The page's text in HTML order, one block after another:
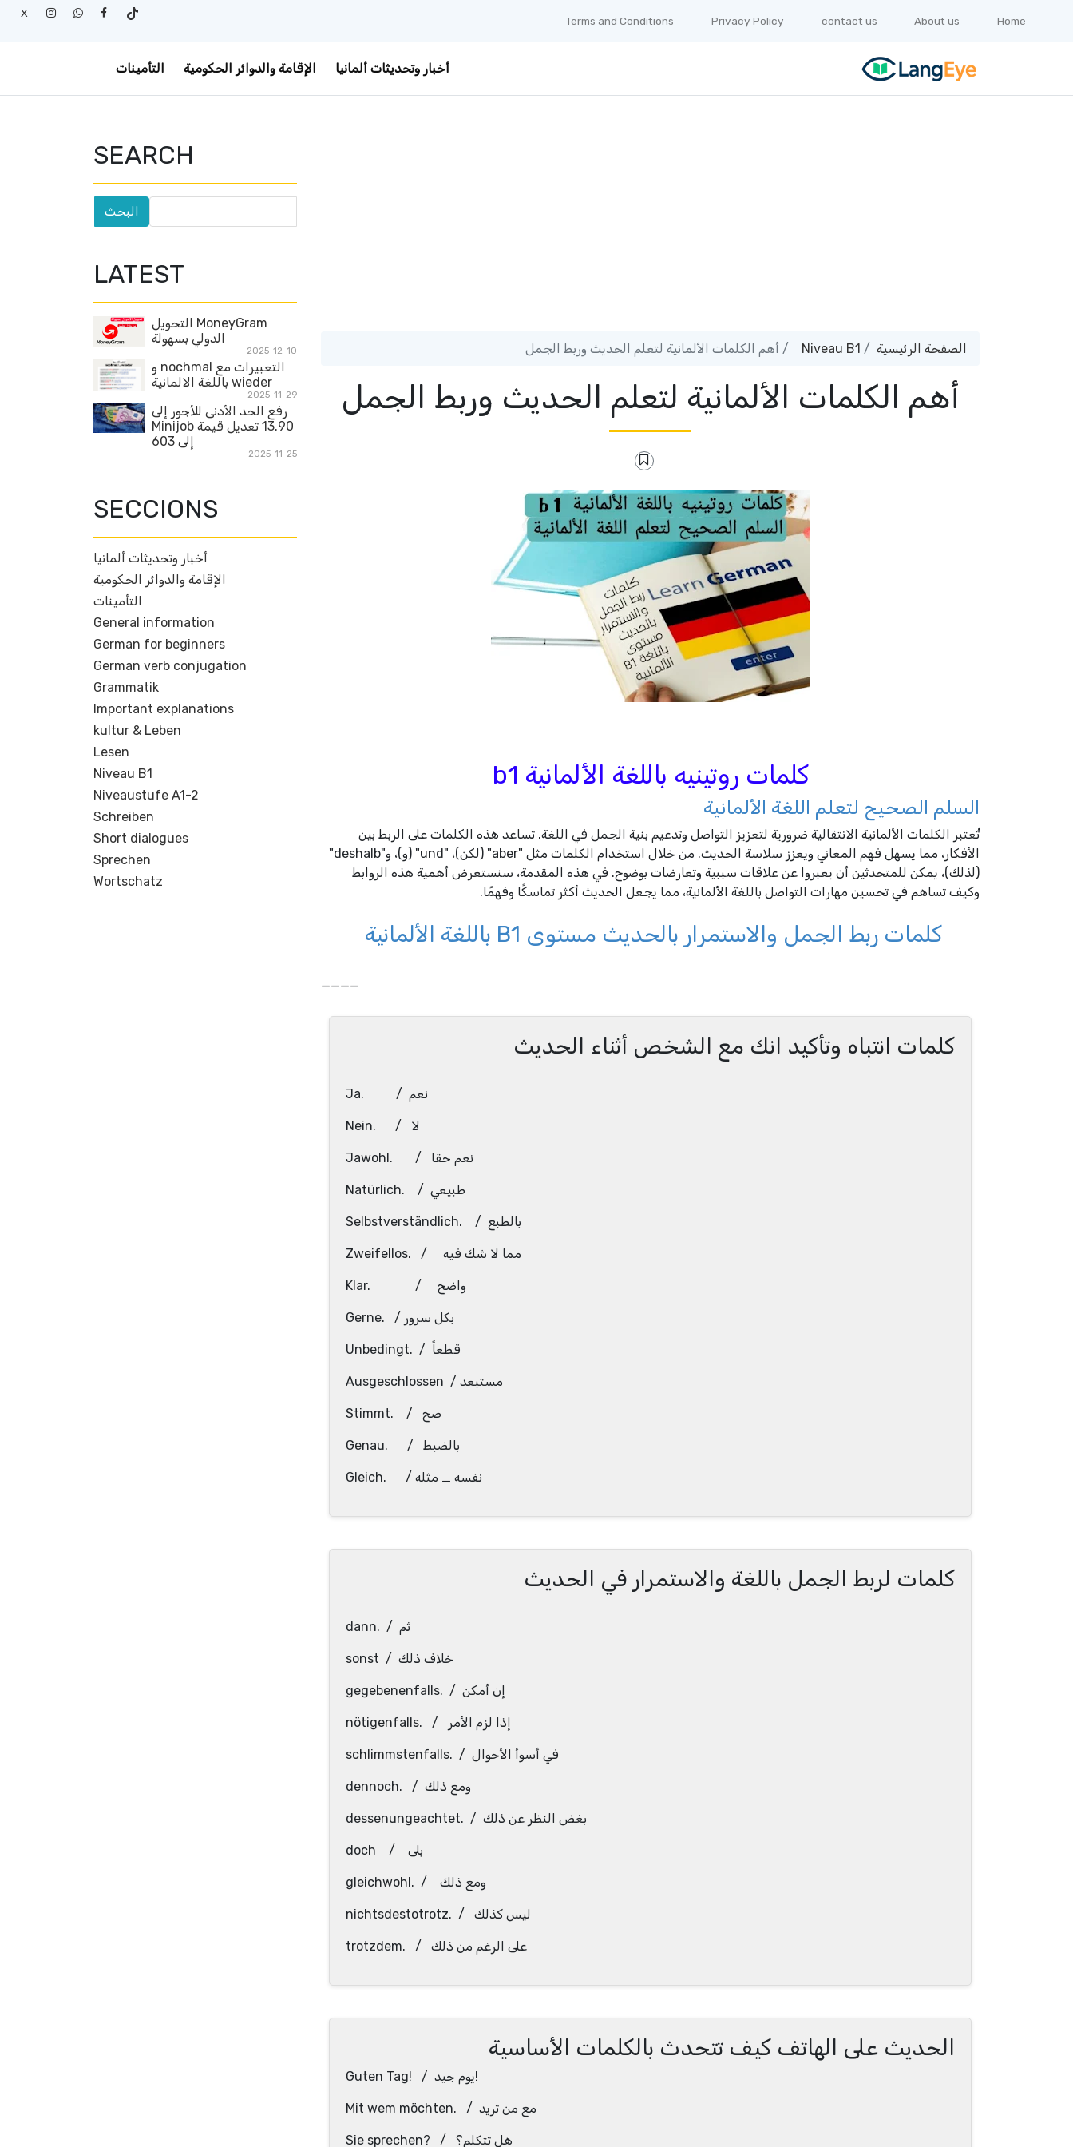
Home
About us
contact us
Privacy Policy
Terms and Conditions
X
أخبار وتحديثات ألمانيا الإقامة والدوائر الحكومية التأمينات
الصفحة الرئيسية Niveau B1 أهم الكلمات الألمانية لتعلم الحديث وربط الجمل
أهم الكلمات الألمانية لتعلم الحديث وربط الجمل
كلمات روتينيه باللغة الألمانية b1
السلم الصحيح لتعلم اللغة الألمانية
تُعتبر الكلمات الألمانية الانتقالية ضرورية لتعزيز التواصل وتدعيم بنية الجمل في اللغة. تساعد هذه الكلمات على الربط بين
الأفكار، مما يسهل فهم المعاني ويعزز سلاسة الحديث. من خلال استخدام الكلمات مثل "aber" (لكن)، "und" (و)، و"deshalb"
(لذلك)، يمكن للمتحدثين أن يعبروا عن علاقات سببية وتعارضات بوضوح. في هذه المقدمة، سنستعرض أهمية هذه الروابط
وكيف تساهم في تحسين مهارات التواصل باللغة الألمانية، مما يجعل الحديث أكثر تماسكًا وفهمًا.
كلمات ربط الجمل والاستمرار بالحديث مستوى B1 باللغة الألمانية
____
كلمات انتباه وتأكيد انك مع الشخص أثناء الحديث
Ја. / نعم
Jawohl. / نعم حقا
Natürlich. / طبيعي
Selbstverständlich. / بالطبع
Zweifellos. / مما لا شك فيه
Klar. / واضح
Gerne. / بكل سرور
Unbedingt. / قطعاً
Ausgeschlossen / مستبعد
Stimmt. / صح
Genau. / بالضبط
Gleich. / نفسه _ مثله
كلمات لربط الجمل باللغة والاستمرار في الحديث
dessenungeachtet. / بغض النظر عن ذلك
الحديث على الهاتف كيف تتحدث بالكلمات الأساسية
Guten Tag! / يوم جيد!
SEARCH
LATEST
MoneyGram التحويل
الدولي بسهولة
2025-12-10
التعبيرات مع nochmal و
wieder باللغة الالمانية
2025-11-29
رفع الحد الأدنى للأجور إلى
13.90 تعديل قيمة Minijob
إلى 603
2025-11-25
SECCIONS
أخبار وتحديثات ألمانيا
الإقامة والدوائر الحكومية
التأمينات
General information
German for beginners
German verb conjugation
Grammatik
Important explanations
kultur & Leben
Lesen
Niveau B1
Niveaustufe A1-2
Schreiben
Short dialogues
Sprechen
Wortschatz